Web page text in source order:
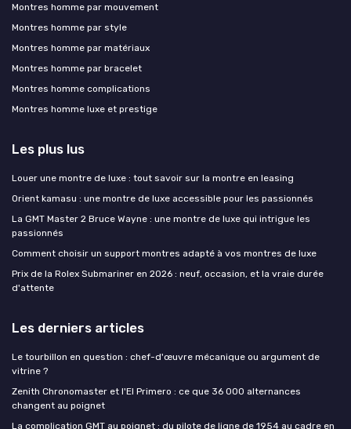
Montres homme par mouvement
Montres homme par style
Montres homme par matériaux
Montres homme par bracelet
Montres homme complications
Montres homme luxe et prestige
Les plus lus
Louer une montre de luxe : tout savoir sur la montre en leasing
Orient kamasu : une montre de luxe accessible pour les passionnés
La GMT Master 2 Bruce Wayne : une montre de luxe qui intrigue les
passionnés
Comment choisir un support montres adapté à vos montres de luxe
Prix de la Rolex Submariner en 2026 : neuf, occasion, et la vraie durée
d'attente
Les derniers articles
Le tourbillon en question : chef-d'œuvre mécanique ou argument de
vitrine ?
Zenith Chronomaster et l'El Primero : ce que 36 000 alternances
changent au poignet
La complication GMT au poignet : du pilote de ligne de 1954 au cadre en